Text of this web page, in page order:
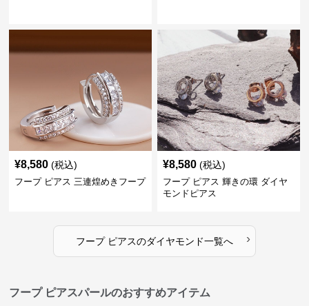
¥8,580 (税込)
フープ ピアス 三連煌めきフープ
¥8,580 (税込)
フープ ピアス 輝きの環 ダイヤ
モンドピアス
フープ ピアスのダイヤモンド一覧へ ›
フープ ピアスパールのおすすめアイテム